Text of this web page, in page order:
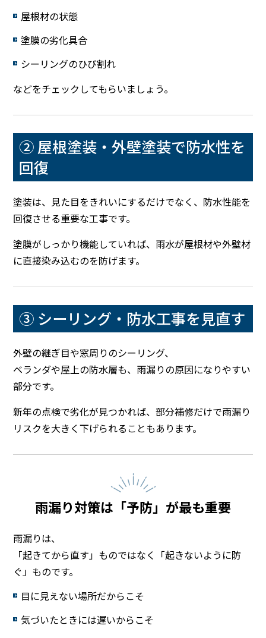
屋根材の状態
塗膜の劣化具合
シーリングのひび割れ
などをチェックしてもらいましょう。
② 屋根塗装・外壁塗装で防水性を
回復
塗装は、見た目をきれいにするだけでなく、防水性能を
回復させる重要な工事です。
塗膜がしっかり機能していれば、雨水が屋根材や外壁材
に直接染み込むのを防げます。
③ シーリング・防水工事を見直す
外壁の継ぎ目や窓周りのシーリング、
ベランダや屋上の防水層も、雨漏りの原因になりやすい
部分です。
新年の点検で劣化が見つかれば、部分補修だけで雨漏り
リスクを大きく下げられることもあります。
雨漏り対策は「予防」が最も重要
雨漏りは、
「起きてから直す」ものではなく「起きないように防
ぐ」ものです。
目に見えない場所だからこそ
気づいたときには遅いからこそ